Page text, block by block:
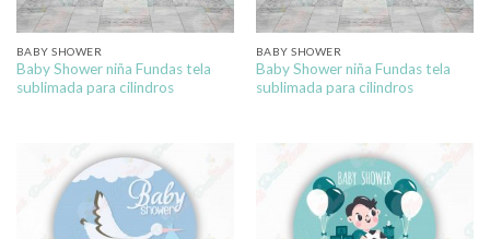
BABY SHOWER
Baby Shower niña Fundas tela
sublimada para cilindros
BABY SHOWER
Baby Shower niña Fundas tela
sublimada para cilindros